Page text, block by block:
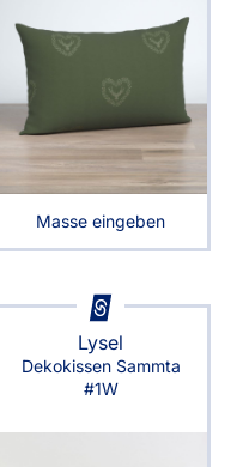
Masse eingeben
Lysel
Dekokissen Sammta
#1W